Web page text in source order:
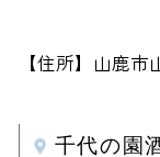
【住所】山鹿市
千代の園